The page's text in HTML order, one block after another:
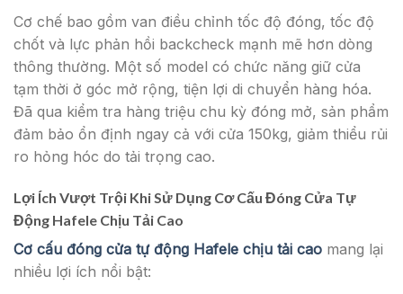
Cơ chế bao gồm van điều chỉnh tốc độ đóng, tốc độ
chốt và lực phản hồi backcheck mạnh mẽ hơn dòng
thông thường. Một số model có chức năng giữ cửa
tạm thời ở góc mở rộng, tiện lợi di chuyển hàng hóa.
Đã qua kiểm tra hàng triệu chu kỳ đóng mở, sản phẩm
đảm bảo ổn định ngay cả với cửa 150kg, giảm thiểu rủi
ro hỏng hóc do tải trọng cao.
Lợi Ích Vượt Trội Khi Sử Dụng Cơ Cấu Đóng Cửa Tự
Động Hafele Chịu Tải Cao
Cơ cấu đóng cửa tự động Hafele chịu tải cao mang lại
nhiều lợi ích nổi bật: